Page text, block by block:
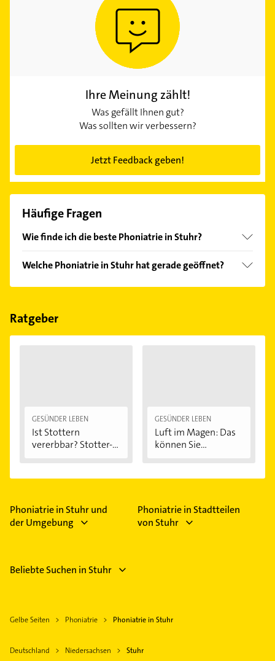
Ihre Meinung zählt!
Was gefällt Ihnen gut?
Was sollten wir verbessern?
Jetzt Feedback geben!
Häufige Fragen
Wie finde ich die beste Phoniatrie in Stuhr?
Kundenmeinungen und profitieren Sie von den
Empfehlungen. Die Suchergebnisse können Sie sich
Welche Phoniatrie in Stuhr hat gerade geöffnet?
Im Anbieter-Bereich finden Sie alleÖffnungszeiten.
Feiertagen abweichen können.
Ratgeber
GESÜNDER LEBEN
Ist Stottern
vererbbar? Stotter-
GESÜNDER LEBEN
Luft im Magen: Das
können Sie...
Phoniatrie in Stuhr und
der Umgebung
Phoniatrie in Stadtteilen
von Stuhr
Beliebte Suchen in Stuhr
Gelbe Seiten Phoniatrie Phoniatrie in Stuhr
Deutschland Niedersachsen Stuhr